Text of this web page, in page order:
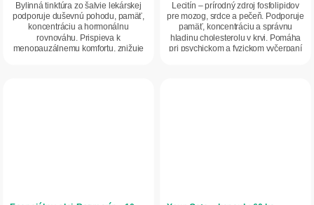
Bylinná tinktúra zo šalvie lekárskej
podporuje duševnú pohodu, pamäť,
koncentráciu a hormonálnu
rovnováhu. Prispieva k
menopauzálnemu komfortu, znižuje
Lecitín – prírodný zdroj fosfolipidov
pre mozog, srdce a pečeň. Podporuje
pamäť, koncentráciu a správnu
hladinu cholesterolu v krvi. Pomáha
pri psychickom a fyzickom vyčerpaní